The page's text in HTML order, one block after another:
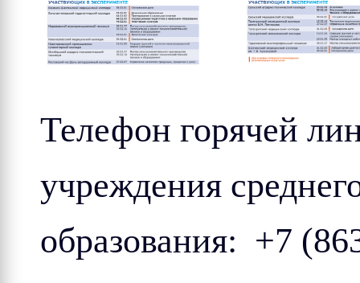
Телефон горячей
учреждения
образования: +7